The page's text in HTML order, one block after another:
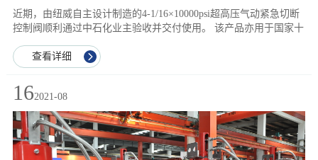
近期，由纽威自主设计制造的4-1/16×10000psi超高压气动紧急切断
控制阀顺利通过中石化业主验收并交付使用。 该产品亦用于国家十
纽威企业标准设计制造，控制元器件均采用进口一线品牌，最大限
度保证系统功能安全和可靠；阀门开启和关闭速度完全满足客户要
求。
查看详细
162021-08